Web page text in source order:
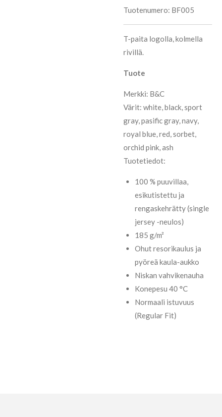
Tuotenumero: BF005
T-paita logolla, kolmella
rivillä.
Tuote
Merkki: B&C
Värit: white, black, sport
gray, pasific gray, navy,
royal blue, red, sorbet,
orchid pink, ash
Tuotetiedot:
100 % puuvillaa,
esikutistettu ja
rengaskehrätty (single
jersey -neulos)
185 g/m²
Ohut resorikaulus ja
pyöreä kaula-aukko
Niskan vahvikenauha
Konepesu 40 °C
Normaali istuvuus
(Regular Fit)